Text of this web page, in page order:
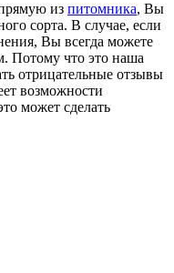
из питомника, Вы
сорта. В случае, если
Вы всегда можете
Потому что это наша
отрицательные отзывы
возможности
может сделать